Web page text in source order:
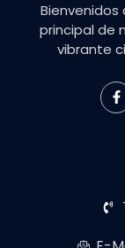
Bienvenidos
principal de
vibrante